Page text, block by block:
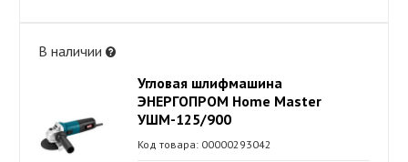
В наличии
Угловая шлифмашина
ЭНЕРГОПРОМ Home Master
УШМ-125/900
Код товара: 00000293042